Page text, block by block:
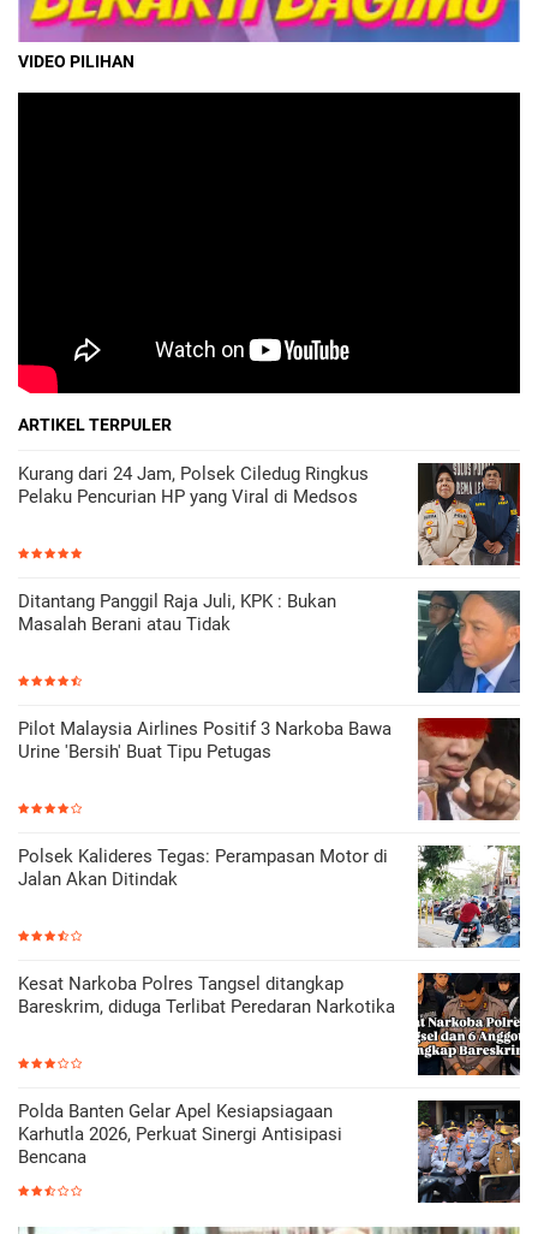
VIDEO PILIHAN
ARTIKEL TERPULER
Kurang dari 24 Jam, Polsek Ciledug Ringkus
Pelaku Pencurian HP yang Viral di Medsos
Ditantang Panggil Raja Juli, KPK : Bukan
Masalah Berani atau Tidak
Pilot Malaysia Airlines Positif 3 Narkoba Bawa
Urine 'Bersih' Buat Tipu Petugas
Polsek Kalideres Tegas: Perampasan Motor di
Jalan Akan Ditindak
Kesat Narkoba Polres Tangsel ditangkap
Bareskrim, diduga Terlibat Peredaran Narkotika
Polda Banten Gelar Apel Kesiapsiagaan
Karhutla 2026, Perkuat Sinergi Antisipasi
Bencana